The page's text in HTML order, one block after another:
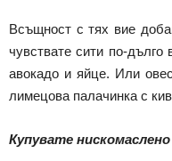
Всъщност с тях вие
чувствате сити по-
авокадо и яйце. Или
лимецова палачинка с
Купувате